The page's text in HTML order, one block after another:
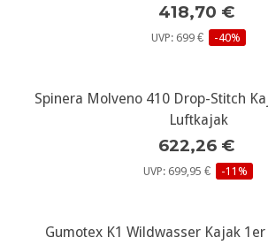
418,70 €
UVP: 699 € -40%
Spinera Molveno 410 Drop-Stitch
Luftkajak
622,26 €
UVP: 699,95 € -11%
Gumotex K1 Wildwasser Kajak